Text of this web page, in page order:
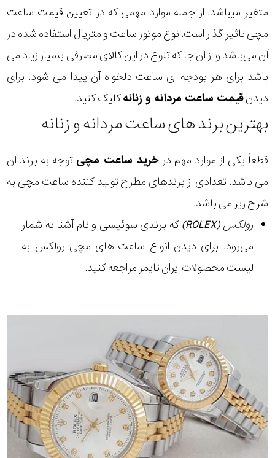
متغیر میباشد. از جمله موارد مهمی که در تعیین قیمت ساعت
مچی تاثیر گذار است. نوع موتور ساعت و متریال استفاده شده در
آن می‌باشد و از آن جا که تنوع در این کالای مصرفی بسیار زیاد می
باشد برای هر بودجه ای ساعت دلخواه آن پیدا می شود. برای
دیدنقیمت ساعت مردانه و زنانهکلیک کنید.
بهترین برند های ساعت مردانه و زنانه
قطعاً یکی از موارد مهم درخرید ساعت مچی توجه به برند آن
می باشد. تعدادی از برندهای مطرح تولید کننده ساعت مچی به
شرح زیر می باشد.
رولکس (ROLEX)
که برندی سوئیسی و نام آشنا به شمار
می‌رود. برای دیدن انواع ساعت های مچی رولکس به
لیست محصولات ایران تایمر مراجعه کنید.